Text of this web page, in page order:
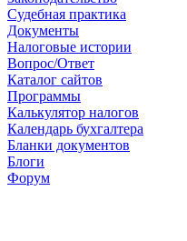
Судебная практика
Документы
Налоговые истории
Вопрос/Ответ
Каталог сайтов
Программы
Калькулятор налогов
Календарь бухгалтера
Бланки документов
Блоги
Форум